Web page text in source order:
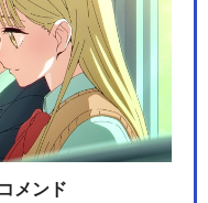
メンド